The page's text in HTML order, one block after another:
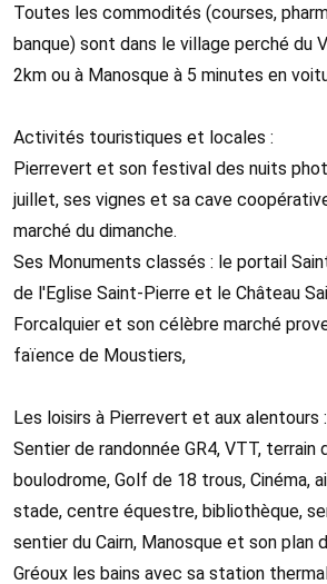
Toutes les commodités (courses,
banque) sont dans le village perché du
2km ou à Manosque à 5 minutes en
Activités touristiques et locales :
Pierrevert et son festival des nuits
juillet, ses vignes et sa cave
marché du dimanche.
Ses Monuments classés : le portail
de l'Eglise Saint-Pierre et le Château
Forcalquier et son célèbre marché
faïence de Moustiers,
Les loisirs à Pierrevert et aux alentours :
Sentier de randonnée GR4, VTT, terrain
boulodrome, Golf de 18 trous, Cinéma,
stade, centre équestre, bibliothèque,
sentier du Cairn, Manosque et son plan
Gréoux les bains avec sa station